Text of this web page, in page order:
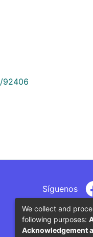
92406
Síguenos
We collect and
following purposes:
Acknowledgement